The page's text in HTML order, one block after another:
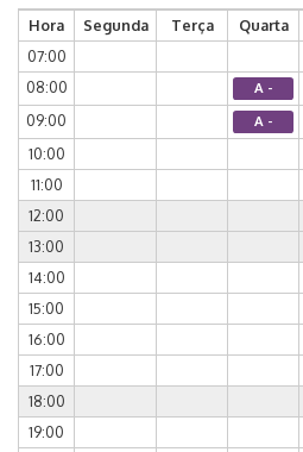
Hora Segunda Terça Quarta
07:00
08:00
A -
09:00 A -
10:00
11:00
12:00
13:00
14:00
15:00
16:00
17:00
18:00
19:00